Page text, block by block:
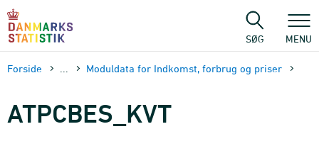
sidens
SØG MENU
Forside Moduldata for Indkomst, forbrug og priser
ATPCBES_KVT